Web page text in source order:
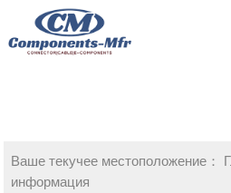
Ваше текучее местоположение：
информация